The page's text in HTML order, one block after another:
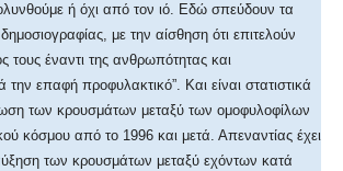
ή όχι από τον ιό. Εδώ σπεύδουν τα
με την αίσθηση ότι επιτελούν
τους έναντι της ανθρωπότητας και
την επαφή προφυλακτικό”. Και είναι στατιστικά
των κρουσμάτων μεταξύ των ομοφυλοφίλων
κόσμου από το 1996 και μετά. Απεναντίας έχει
των κρουσμάτων μεταξύ εχόντων κατά